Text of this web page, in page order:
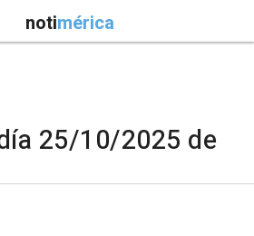
notimérica
25/10/2025 de